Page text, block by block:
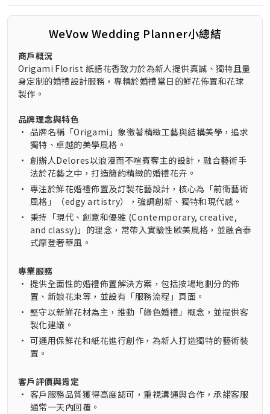
WeVow Wedding Planner小總結
商戶概況
Origami Florist 紙語花香致力於為新人提供真誠、獨特且量
身定制的婚禮設計服務，專精於婚禮當日的鮮花佈置和花球
製作。
品牌理念與特色
• 品牌名稱「Origami」象徵著精緻工藝與結構美學，追求
獨特、卓越的美學風格。
• 創辦人Delores以浪漫而不喧賓奪主的設計，融合藝術手
法於花藝之中，打造簡約精緻的婚禮花卉。
• 專注於鮮花婚禮佈置及訂製花藝設計，核心為「前衛藝術
風格」（edgy artistry），強調創新、獨特和現代感。
• 秉持「現代、創意和優雅 (Contemporary, creative,
and classy)」的理念，常帶入實驗性歐美風格，並融合泰
式摩登奢華風。
專業服務
• 提供全面性的婚禮佈置解決方案，包括按場地劃分的佈
置、新娘花束等，並設有「服務流程」頁面。
• 堅守以新鮮花材為主，推動「綠色婚禮」概念，並提供客
製化建議。
• 可運用保鮮花和紙花進行創作，為新人打造獨特的藝術裝
置。
客戶評價與肯定
• 客戶服務品質獲得高度認可，重視溝通與合作，承諾客服
通常一天內回覆。